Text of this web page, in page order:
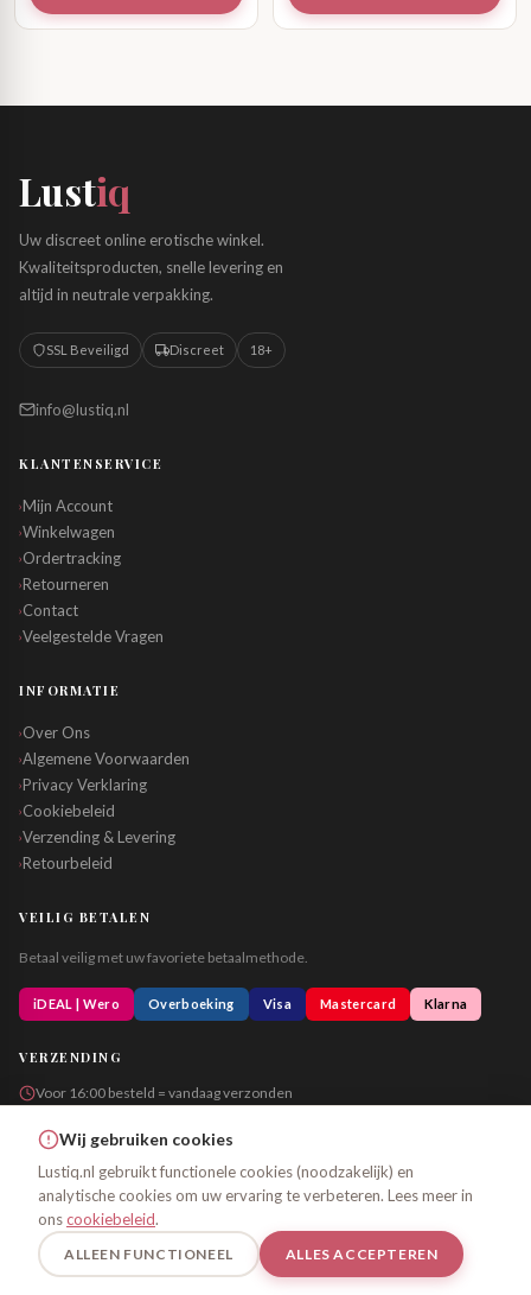
Lustiq
Uw discreet online erotische winkel.
Kwaliteitsproducten, snelle levering en
altijd in neutrale verpakking.
SSL Beveiligd Discreet 18+
info@lustiq.nl
KLANTENSERVICE
›Mijn Account
›Winkelwagen
›Ordertracking
›Retourneren
›Contact
›Veelgestelde Vragen
INFORMATIE
›Over Ons
›Algemene Voorwaarden
›Privacy Verklaring
›Cookiebeleid
›Verzending & Levering
›Retourbeleid
VEILIG BETALEN
Betaal veilig met uw favoriete betaalmethode.
iDEAL | Wero Overboeking Visa Mastercard Klarna
VERZENDING
Voor 16:00 besteld = vandaag verzonden
© 2026 Lustiq.nl – Alle rechten voorbehouden
Algemene Voorwaarden
Uitsluitend voor personen van 18 jaar en ouder
Wij gebruiken cookies
Lustiq.nl gebruikt functionele cookies (noodzakelijk) en
analytische cookies om uw ervaring te verbeteren. Lees meer in
onscookiebeleid.
ALLEEN FUNCTIONEEL ALLES ACCEPTEREN